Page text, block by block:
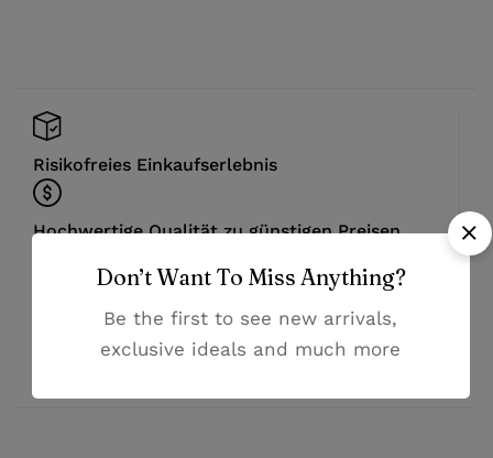
Risikofreies Einkaufserlebnis
Hochwertige Qualität zu günstigen Preisen
Don’t Want To Miss Anything?
Be the first to see new arrivals,
exclusive ideals and much more